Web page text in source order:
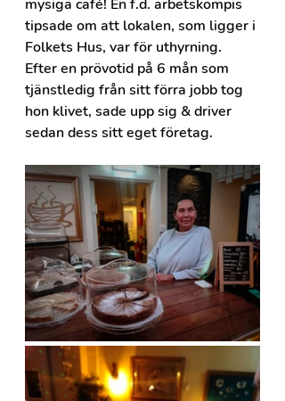
mysiga café! En f.d. arbetskompis
tipsade om att lokalen, som ligger i
Folkets Hus, var för uthyrning.
Efter en prövotid på 6 mån som
tjänstledig från sitt förra jobb tog
hon klivet, sade upp sig & driver
sedan dess sitt eget företag.